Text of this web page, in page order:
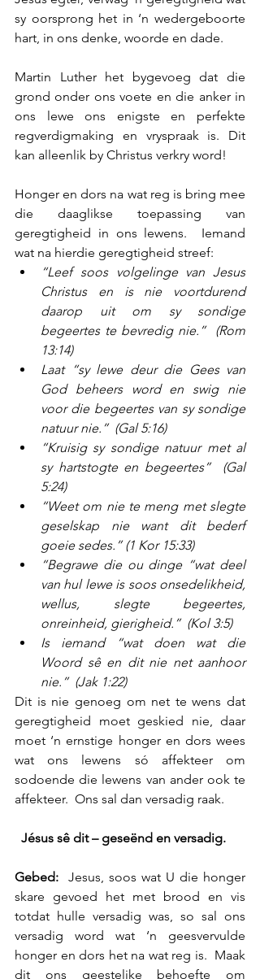
sy oorsprong het in ‘n wedergeboorte
hart, in ons denke, woorde en dade.
Martin Luther het bygevoeg dat die
grond onder ons voete en die anker in
ons lewe ons enigste en perfekte
regverdigmaking en vryspraak is. Dit
kan alleenlik by Christus verkry word!
Honger en dors na wat reg is bring mee
die daaglikse toepassing van
geregtigheid in ons lewens.  Iemand
wat na hierdie geregtigheid streef:
“Leef soos volgelinge van Jesus
Christus en is nie voortdurend
daarop uit om sy sondige
begeertes te bevredig nie.”  (Rom
13:14)
Laat “sy lewe deur die Gees van
God beheers word en swig nie
voor die begeertes van sy sondige
natuur nie.”  (Gal 5:16)
“Kruisig sy sondige natuur met al
sy hartstogte en begeertes”  (Gal
5:24)
“Weet om nie te meng met slegte
geselskap nie want dit bederf
goeie sedes.” (1 Kor 15:33)
“Begrawe die ou dinge “wat deel
van hul lewe is soos onsedelikheid,
wellus, slegte begeertes,
onreinheid, gierigheid.”  (Kol 3:5)
Is iemand “wat doen wat die
Woord sê en dit nie net aanhoor
nie.”  (Jak 1:22)
Dit is nie genoeg om net te wens dat
geregtigheid moet geskied nie, daar
moet ‘n ernstige honger en dors wees
wat ons lewens só affekteer om
sodoende die lewens van ander ook te
affekteer.  Ons sal dan versadig raak.
Jésus sê dit – geseënd en versadig.
Gebed:
  Jesus, soos wat U die honger
skare gevoed het met brood en vis
totdat hulle versadig was, so sal ons
versadig word wat ‘n geesvervulde
honger en dors het na wat reg is.  Maak
dit ons geestelike behoefte om